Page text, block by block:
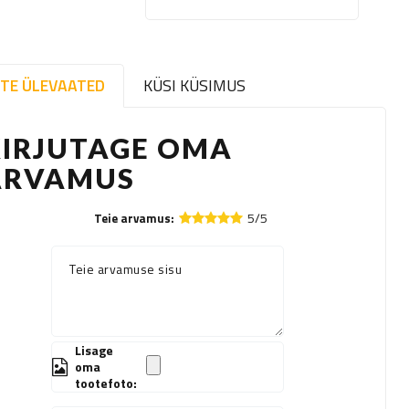
ÜLEVAATED KÜSI KÜSIMUS
OMA
Teie arvamus: 5/5
Teie arvamuse sisu
Lisage
oma
tootefoto: